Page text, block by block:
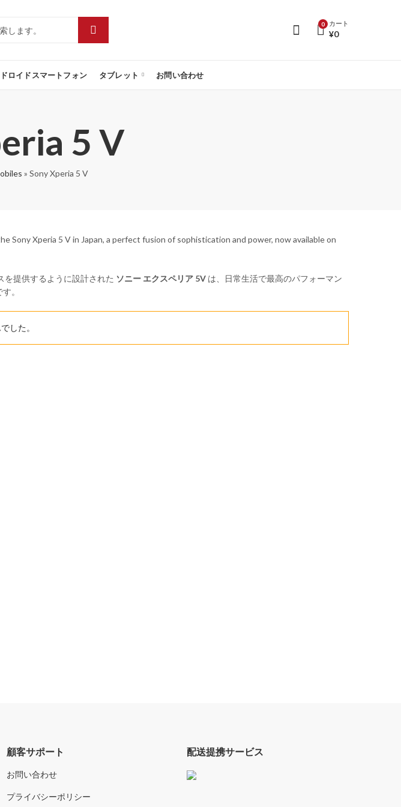
0 カート
¥0
ロイドスマートフォン タブレット お問い合わせ
5 V
» Sony Xperia 5 V
Sony Xperia 5 V in Japan, a perfect fusion of sophistication and power, now available on
を提供するように設計された ソニー エクスペリア 5V は、日常生活で最高のパフォーマン
。
した。
顧客サポート
お問い合わせ
プライバシーポリシー
配送提携サービス